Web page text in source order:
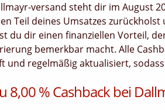
versand steht dir im August
Teil deines Umsatzes
du dir einen finanziellen Vorteil,
bemerkbar macht. Alle
und regelmäßig aktualisiert,
8,00 % Cashback bei